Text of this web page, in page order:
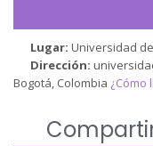
Lugar:Universidad
Dirección:
Bogotá, Colombia ¿Cómo